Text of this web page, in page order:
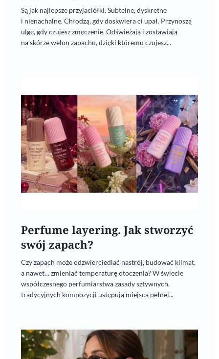
Są jak najlepsze przyjaciółki. Subtelne, dyskretne
i nienachalne. Chłodzą, gdy doskwiera ci upał. Przynoszą
ulgę, gdy czujesz zmęczenie. Odświeżają i zostawiają
na skórze welon zapachu, dzięki któremu czujesz...
Perfume layering. Jak stworzyć
swój zapach?
Czy zapach może odzwierciedlać nastrój, budować klimat,
a nawet… zmieniać temperaturę otoczenia? W świecie
współczesnego perfumiarstwa zasady sztywnych,
tradycyjnych kompozycji ustępują miejsca pełnej...